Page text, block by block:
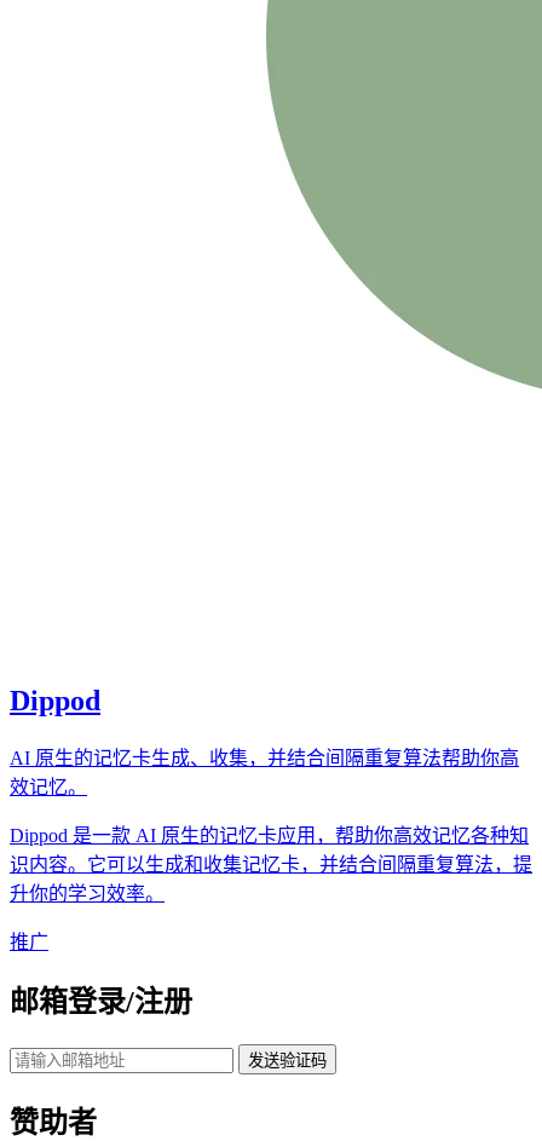
Dippod
AI 原生的记忆卡生成、收集，并结合间隔重复算法帮助你高
效记忆。
Dippod 是一款 AI 原生的记忆卡应用，帮助你高效记忆各种知
识内容。它可以生成和收集记忆卡，并结合间隔重复算法，提
升你的学习效率。
推广
邮箱登录/注册
发送验证码
赞助者